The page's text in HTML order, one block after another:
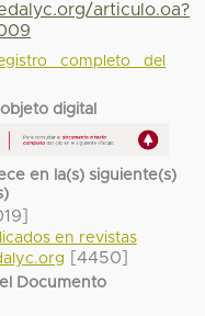
articulo.oa?
completo del
digital
en la(s) siguiente(s)
en revistas
[4450]
Documento